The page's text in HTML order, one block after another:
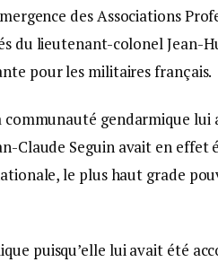
des Associations
du lieutenant-colonel Jean-
pour les militaires français.
gendarmique lui
Claude Seguin avait en effet
le plus haut grade
puisqu’elle lui avait été